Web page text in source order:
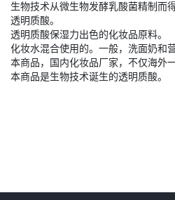
生物技术从微生物发酵乳酸菌精制而
透明质酸。
透明质酸保湿力出色的化妆品原料。
化妆水混合使用的。一般，洗面奶和
本商品，国内化妆品厂家，不仅海外
本商品是生物技术诞生的透明质酸。